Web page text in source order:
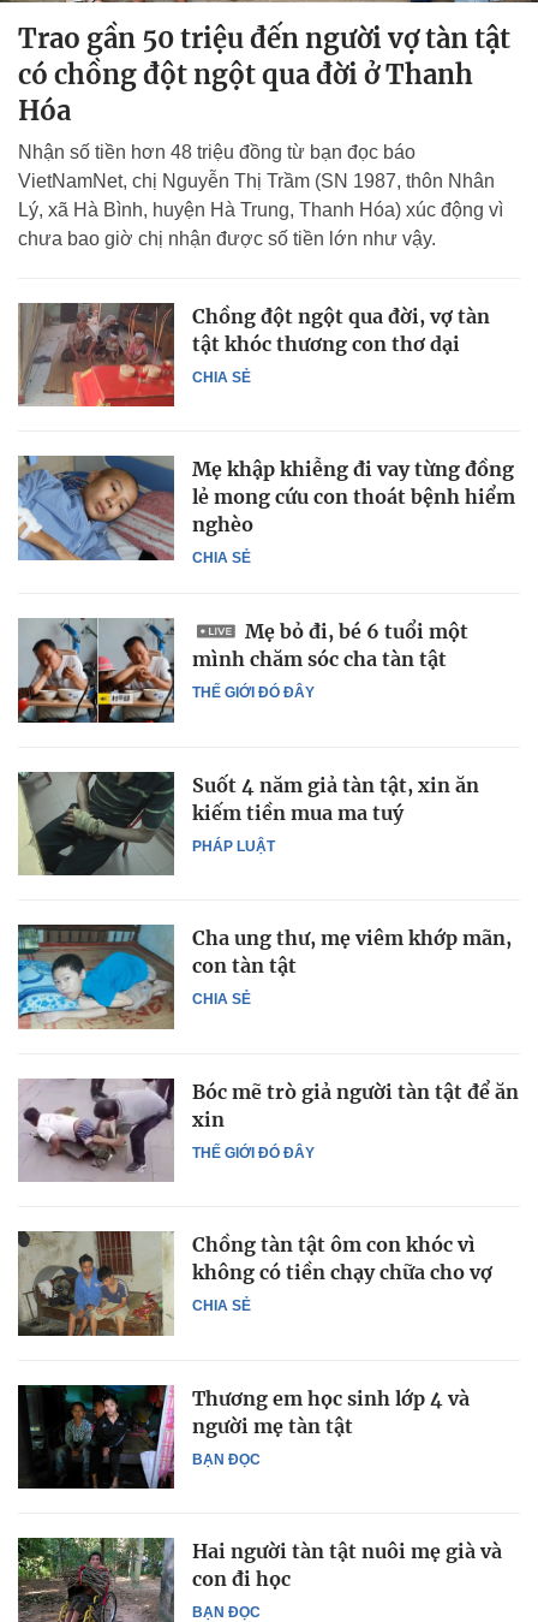
Trao gần 50 triệu đến người vợ tàn tật
có chồng đột ngột qua đời ở Thanh
Hóa
Nhận số tiền hơn 48 triệu đồng từ bạn đọc báo
VietNamNet, chị Nguyễn Thị Trầm (SN 1987, thôn Nhân
Lý, xã Hà Bình, huyện Hà Trung, Thanh Hóa) xúc động vì
chưa bao giờ chị nhận được số tiền lớn như vậy.
CHIA SẺ
Chồng đột ngột qua đời, vợ tàn
tật khóc thương con thơ dại
CHIA SẺ
Mẹ khập khiễng đi vay từng đồng
lẻ mong cứu con thoát bệnh hiểm
nghèo
THẾ GIỚI ĐÓ ĐÂY
Mẹ bỏ đi, bé 6 tuổi một
mình chăm sóc cha tàn tật
PHÁP LUẬT
Suốt 4 năm giả tàn tật, xin ăn
kiếm tiền mua ma tuý
CHIA SẺ
Cha ung thư, mẹ viêm khớp mãn,
con tàn tật
THẾ GIỚI ĐÓ ĐÂY
Bóc mẽ trò giả người tàn tật để ăn
xin
CHIA SẺ
Chồng tàn tật ôm con khóc vì
không có tiền chạy chữa cho vợ
BẠN ĐỌC
Thương em học sinh lớp 4 và
người mẹ tàn tật
BẠN ĐỌC
Hai người tàn tật nuôi mẹ già và
con đi học